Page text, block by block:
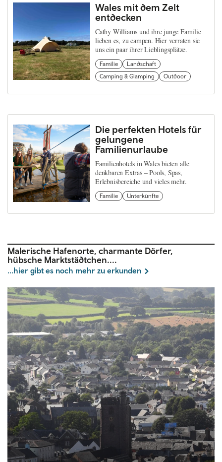
Wales mit dem Zelt
entdecken
Cathy Williams und ihre junge Familie
lieben es, zu campen. Hier verraten sie
uns ein paar ihrer Lieblingsplätze.
Familie
Landschaft
Camping & Glamping
Outdoor
Die perfekten Hotels für
gelungene
Familienurlaube
Familienhotels in Wales bieten alle
denkbaren Extras – Pools, Spas,
Erlebnisbereiche und vieles mehr.
Familie Unterkünfte
Malerische Hafenorte, charmante Dörfer,
hübsche Marktstädtchen....
...hier gibt es noch mehr zu erkunden